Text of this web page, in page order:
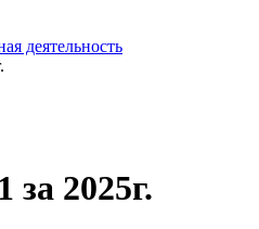
деятельность
за 2025г.